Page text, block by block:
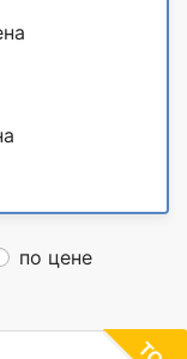
по цене